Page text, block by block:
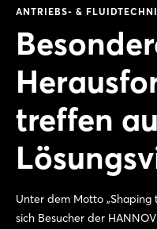
ANTRIEBS- &
treffen
Unter dem Motto „Shaping
sich Besucher der